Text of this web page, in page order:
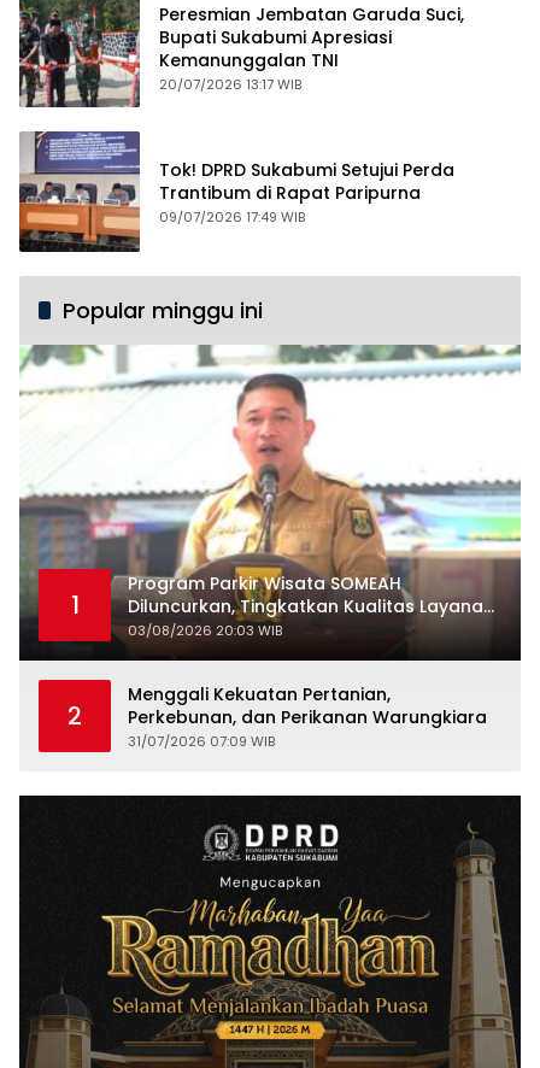
Peresmian Jembatan Garuda Suci,
Bupati Sukabumi Apresiasi
Kemanunggalan TNI
20/07/2026 13:17 WIB
Tok! DPRD Sukabumi Setujui Perda
Trantibum di Rapat Paripurna
09/07/2026 17:49 WIB
Popular minggu ini
1
Program Parkir Wisata SOMEAH
Diluncurkan, Tingkatkan Kualitas Layanan
Kepariwisataan
03/08/2026 20:03 WIB
2
Menggali Kekuatan Pertanian,
Perkebunan, dan Perikanan Warungkiara
31/07/2026 07:09 WIB